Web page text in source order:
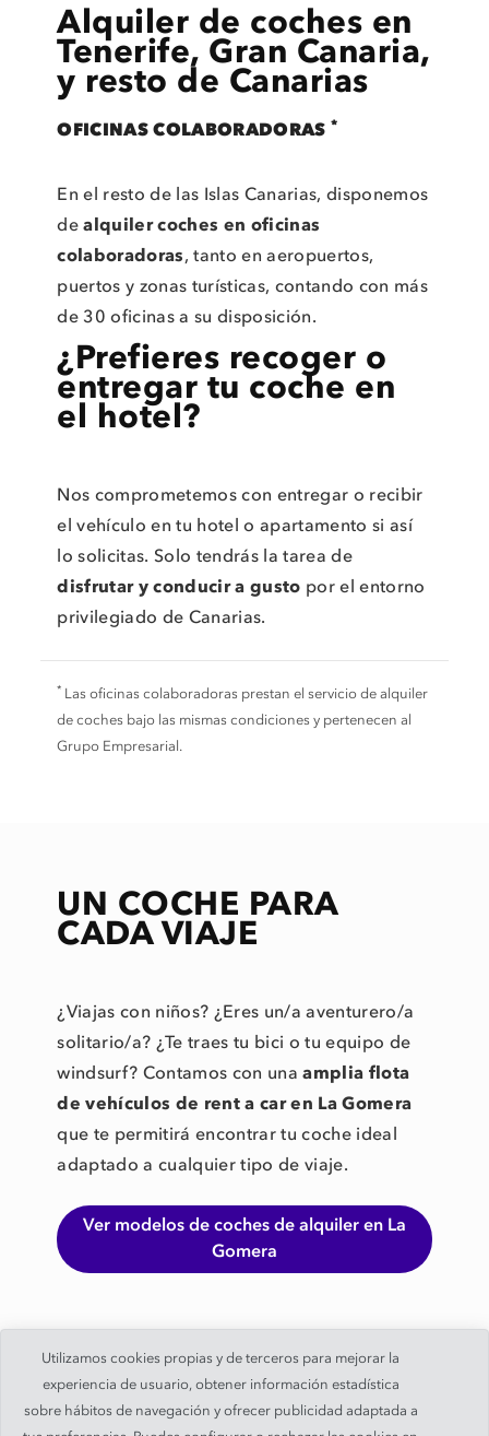
Alquiler de coches en
Tenerife, Gran Canaria,
y resto de Canarias
OFICINAS COLABORADORAS *
En el resto de las Islas Canarias, disponemos
dealquiler coches en oficinas
colaboradoras, tanto en aeropuertos,
puertos y zonas turísticas, contando con más
de 30 oficinas a su disposición.
¿Prefieres recoger o
entregar tu coche en
el hotel?
Nos comprometemos con entregar o recibir
el vehículo en tu hotel o apartamento si así
lo solicitas. Solo tendrás la tarea de
disfrutar y conducir a gusto por el entorno
privilegiado de Canarias.
* Las oficinas colaboradoras prestan el servicio de alquiler
de coches bajo las mismas condiciones y pertenecen al
Grupo Empresarial.
UN COCHE PARA
CADA VIAJE
¿Viajas con niños? ¿Eres un/a aventurero/a
solitario/a? ¿Te traes tu bici o tu equipo de
windsurf? Contamos con unaamplia flota
de vehículos de rent a car en La Gomera
que te permitirá encontrar tu coche ideal
adaptado a cualquier tipo de viaje.
Ver modelos de coches de alquiler en La
Gomera
PaylessCar, S.A. . Todos los derechos
Utilizamos cookies propias y de terceros para mejorar la
experiencia de usuario, obtener información estadística
sobre hábitos de navegación y ofrecer publicidad adaptada a